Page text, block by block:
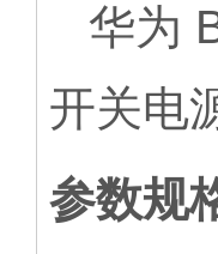
华为
开关电
参数规